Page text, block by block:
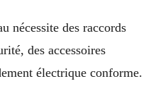
nécessite des raccords
des accessoires
électrique conforme.